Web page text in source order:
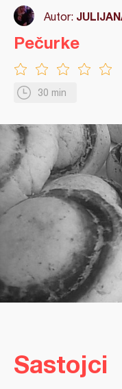
Autor:
30 min
Pečurke
Sastojci